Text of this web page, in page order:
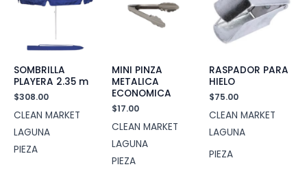
SOMBRILLA
PLAYERA 2.35 m
$308.00
CLEAN MARKET
LAGUNA
PIEZA
MINI PINZA
METALICA
ECONOMICA
$17.00
CLEAN MARKET
LAGUNA
PIEZA
RASPADOR PARA
HIELO
$75.00
CLEAN MARKET
LAGUNA
PIEZA